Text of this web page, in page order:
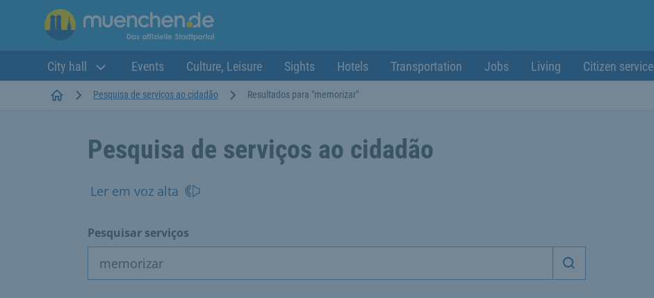
City hall Events Culture, Leisure Sights Hotels Transportation Jobs Living Citizen service
StartseitePesquisa de serviços ao cidadão Resultados para "memorizar"
Pesquisa de serviços ao cidadão
Ler em voz alta
Pesquisar serviços
Iniciar pesquisa